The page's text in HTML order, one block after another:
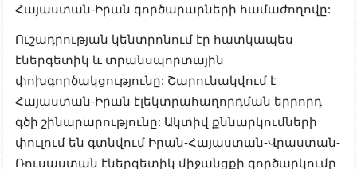
Հայաստան-Իրան գործարարների համաժողովը:
Ուշադրության կենտրոնում էր հատկապես
էներգետիկ և տրանսպորտային
փոխգործակցությունը: Շարունակվում է
Հայաստան-Իրան էլեկտրահաղորդման երրորդ
գծի շինարարությունը: Ակտիվ քննարկումների
փուլում են գտնվում Իրան-Հայաստան-Վրաստան-
Ռուսաստան էներգետիկ միջանցքի գործարկումը